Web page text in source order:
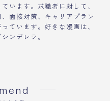
います。求職者に対して、
面接対策、キャリアプラン
ています。好きな漫画は、
ンデレラ。